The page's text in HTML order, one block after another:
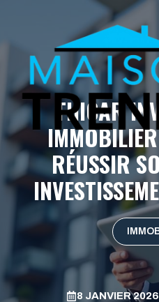
THICAR
RÉUSSIR
8 JANVIER 2026